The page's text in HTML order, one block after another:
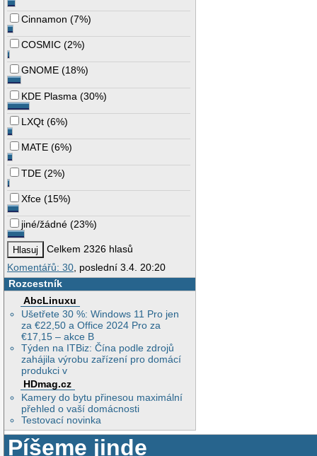
Cinnamon (7%)
COSMIC (2%)
GNOME (18%)
KDE Plasma (30%)
LXQt (6%)
MATE (6%)
TDE (2%)
Xfce (15%)
jiné/žádné (23%)
Celkem 2326 hlasů
Komentářů: 30 , poslední 3.4. 20:20
Rozcestník
AbcLinuxu
Ušetřete 30 %: Windows 11 Pro jen
za €22,50 a Office 2024 Pro za
€17,15 – akce B
Týden na ITBiz: Čína podle zdrojů
zahájila výrobu zařízení pro domácí
produkci v
HDmag.cz
Kamery do bytu přinesou maximální
přehled o vaší domácnosti
Testovací novinka
Píšeme jinde